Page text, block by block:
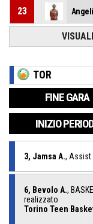
23
TOR
FINE GARA
INIZIO
3, Jamsa A., Assist
6, Bevolo A.,
realizzato
Torino Teen